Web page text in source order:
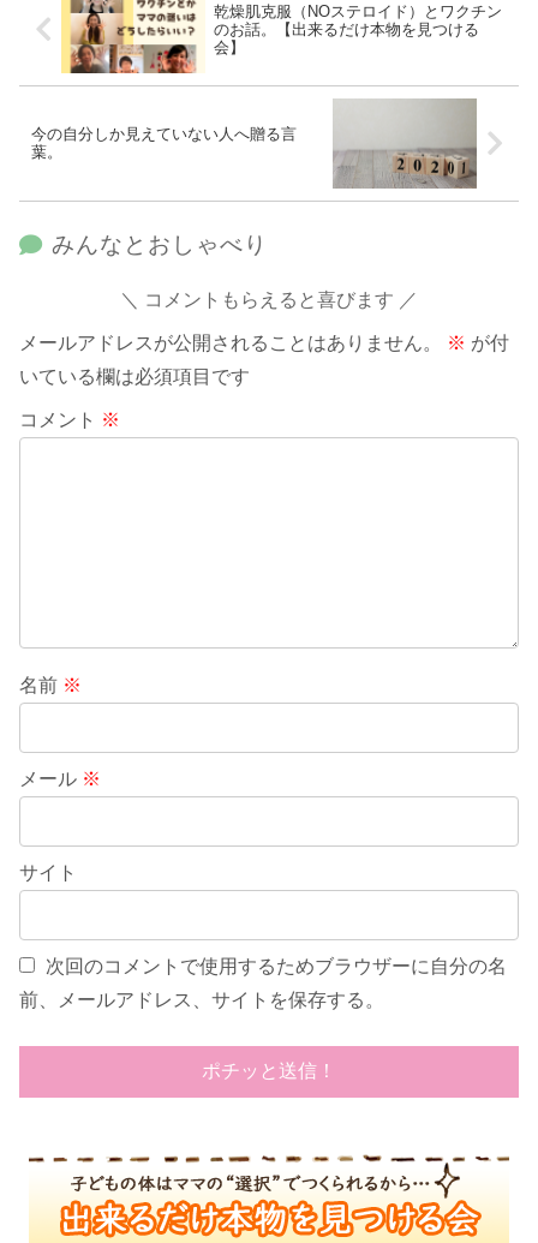
乾燥肌克服（NOステロイド）とワクチン
のお話。【出来るだけ本物を見つける
会】
今の自分しか見えていない人へ贈る言
葉。
みんなとおしゃべり
コメントもらえると喜びます
メールアドレスが公開されることはありません。 ※ が付
いている欄は必須項目です
コメント ※
名前 ※
メール ※
サイト
次回のコメントで使用するためブラウザーに自分の名
前、メールアドレス、サイトを保存する。